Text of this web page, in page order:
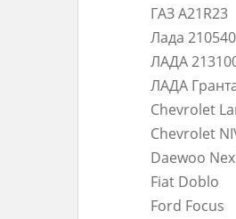
ГАЗ A21R23
Лада 210540
ЛАДА
ЛАДА
Chevrolet
Chevrolet
Daewoo
Fiat Doblo
Ford Focus